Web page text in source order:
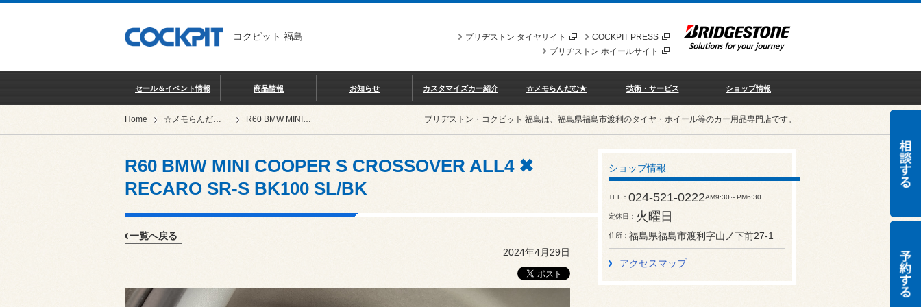
コクピット 福島 COCKPIT PRESS
ブリヂストン タイヤサイト
ブリヂストン ホイールサイト
セール＆イベント情報 商品情報 お知らせ カスタマイズカー紹介 ☆メモらんだむ★ 技術・サービス ショップ情報
Home ☆メモらんだむ★ R60 BMW MINI COOPER S CROSSOVER ALL4 ✖ RECARO SR-S BK100 SL/BK ブリヂストン・コクピット 福島は、福島県福島市渡利のタイヤ・ホイール等のカー用品専門店です。
R60 BMW MINI COOPER S CROSSOVER ALL4 ✖
RECARO SR-S BK100 SL/BK
一覧へ戻る
2024年4月29日
ショップ情報
TEL 024-521-0222AM9:30～PM6:30
定休日 火曜日
住所 福島県福島市渡利字山ノ下前27-1
アクセスマップ